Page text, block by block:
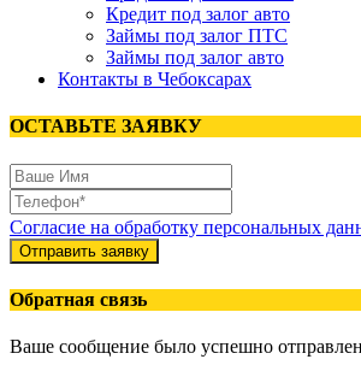
Кредит под залог авто
Займы под залог ПТС
Займы под залог авто
Контакты в Чебоксарах
ОСТАВЬТЕ ЗАЯВКУ
Согласие на обработку персональных
Отправить заявку
Обратная связь
Ваше сообщение было успешно